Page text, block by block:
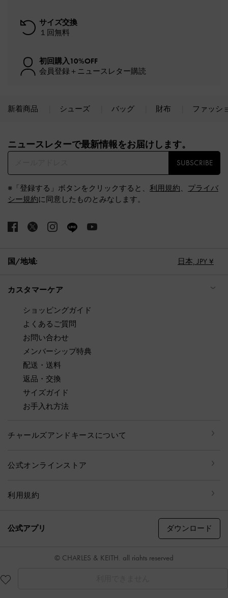
サイズ交換
１回無料
初回購入10%OFF
会員登録＋ニュースレター購読
新着商品 シューズ バッグ 財布 ファッシ
ニュースレターで最新情報をお届けします。​
SUBSCRIBE
※「登録する」ボタンをクリックすると、 利用規約、 プライバ
シー規約に同意したものとみなします。
国/地域: 日本, JPY ¥
カスタマーケア
ショッピングガイド
よくあるご質問
お問い合わせ
メンバーシップ特典
配送・送料
返品・交換
サイズガイド
お手入れ方法
チャールズアンドキースについて
公式オンラインストア
利用規約
公式アプリ ダウンロード
© CHARLES & KEITH, all rights reserved